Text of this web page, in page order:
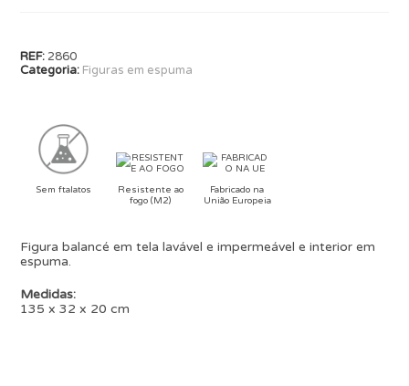
REF: 2860
Categoria: Figuras em espuma
Sem ftalatos
Resistente ao
fogo (M2)
Fabricado na
União Europeia
Figura balancé em tela lavável e impermeável e interior em
espuma.
Medidas:
135 x 32 x 20 cm